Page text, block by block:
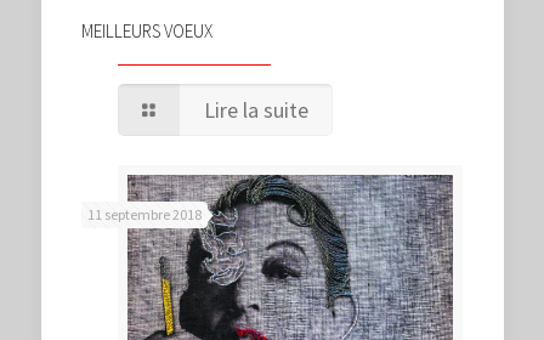
MEILLEURS VOEUX
Lire la suite
11 septembre 2018